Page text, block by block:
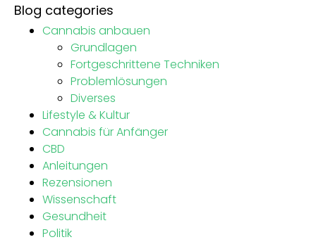
Blog categories
Cannabis anbauen
Grundlagen
Fortgeschrittene Techniken
Problemlösungen
Diverses
Lifestyle & Kultur
Cannabis für Anfänger
CBD
Anleitungen
Rezensionen
Wissenschaft
Gesundheit
Politik